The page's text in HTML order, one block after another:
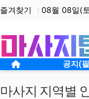
상단 네비
즐겨찾기 08월 08일(
메인 메뉴 공지(
홈으로
마사지 지역별